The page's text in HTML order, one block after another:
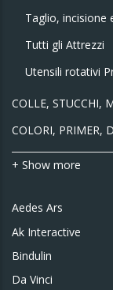
Taglio, incisione
Tutti gli Attrezzi
Utensili rotativi
COLLE, STUCCHI,
COLORI, PRIMER,
+ Show more
Aedes Ars
Ak Interactive
Bindulin
Da Vinci